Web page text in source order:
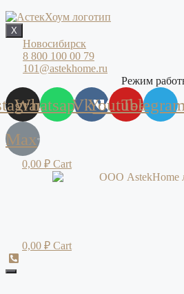
X
Новосибирск
8 800 100 00 79
101@astekhome.ru
Режим
Whatsapp
VkYoutubeTelegram
Max
0,00 ₽ Cart
0,00 ₽ Cart